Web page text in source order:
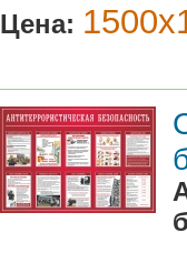
Цена: